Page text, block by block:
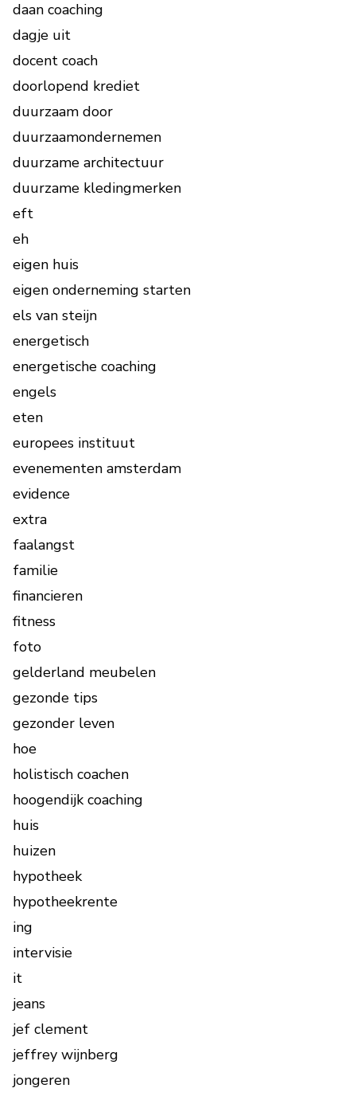
daan coaching
dagje uit
docent coach
doorlopend krediet
duurzaam door
duurzaamondernemen
duurzame architectuur
duurzame kledingmerken
eft
eh
eigen huis
eigen onderneming starten
els van steijn
energetisch
energetische coaching
engels
eten
europees instituut
evenementen amsterdam
evidence
extra
faalangst
familie
financieren
fitness
foto
gelderland meubelen
gezonde tips
gezonder leven
hoe
holistisch coachen
hoogendijk coaching
huis
huizen
hypotheek
hypotheekrente
ing
intervisie
it
jeans
jef clement
jeffrey wijnberg
jongeren